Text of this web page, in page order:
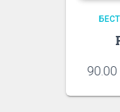
90.00